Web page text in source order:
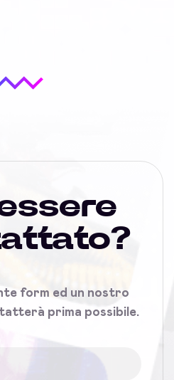
form ed un nostro
prima possibile.